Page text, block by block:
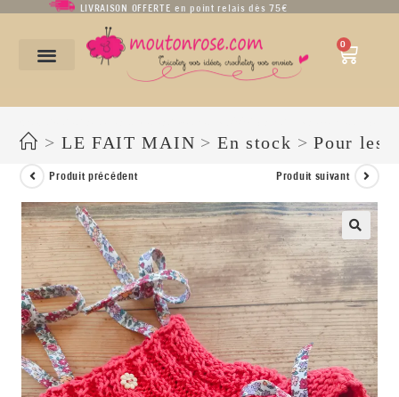
LIVRAISON OFFERTE en point relais dès 75€
0
> LE FAIT MAIN > En stock > Pour les
Produit précédent Produit suivant